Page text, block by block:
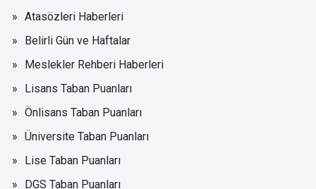
Atasözleri Haberleri
Belirli Gün ve Haftalar
Meslekler Rehberi Haberleri
Lisans Taban Puanları
Önlisans Taban Puanları
Üniversite Taban Puanları
Lise Taban Puanları
DGS Taban Puanları